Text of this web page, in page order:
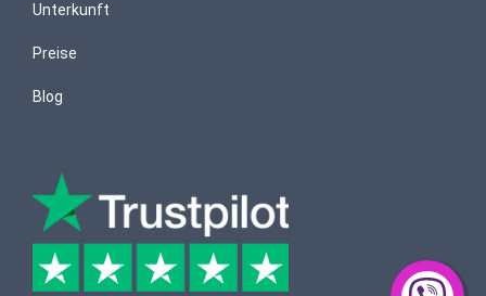
Unterkunft
Preise
Blog